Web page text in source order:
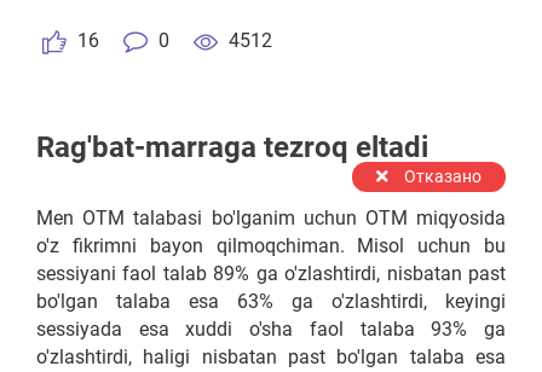
16 0 4512
Rag'bat-marraga tezroq eltadi
Отказано
Men OTM talabasi bo'lganim uchun OTM miqyosida
o'z fikrimni bayon qilmoqchiman. Misol uchun bu
sessiyani faol talab 89% ga o'zlashtirdi, nisbatan past
bo'lgan talaba esa 63% ga o'zlashtirdi, keyingi
sessiyada esa xuddi o'sha faol talaba 93% ga
o'zlashtirdi, haligi nisbatan past bo'lgan talaba esa